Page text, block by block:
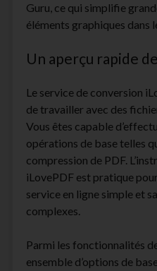
Guru, ce qui simplifie
éléments graphiques dans
Un aperçu rapide
Le service de conversion
de travailler avec des
Vous êtes capable
opérations de base telles
compression de PDF.
iLovePDF est pratique
service en ligne simple et
complexes.
Parmi les fonctionnalités
ensemble d’options de